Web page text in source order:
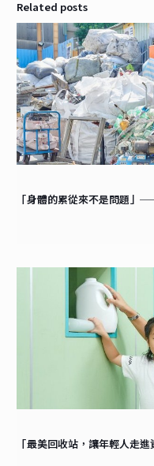
Related posts
「身體的累從來不是問題」
「最美回收站，讓年輕人走